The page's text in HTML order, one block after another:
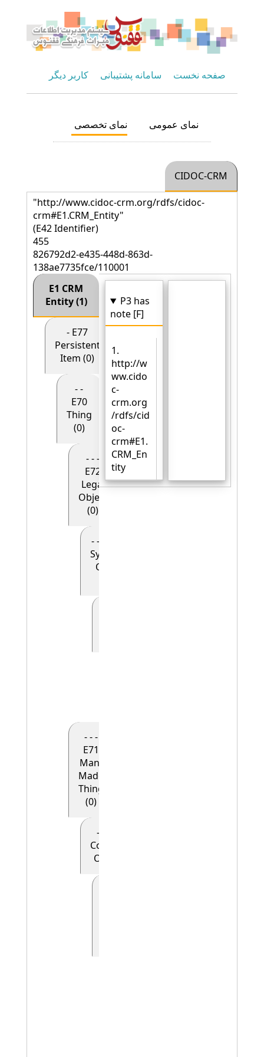
صفحه نخست سامانه پشتیبانی کاربر دیگر
نمای عمومی نمای تخصصی
CIDOC-CRM
"http://www.cidoc-crm.org/rdfs/cidoc-
crm#E1.CRM_Entity"
(E42 Identifier)
455
826792d2-e435-448d-863d-
138ae7735fce/110001
E1 CRM
Entity (1)
- E77
Persistent
Item (0)
- -
E70
Thing
(0)
- - -
E72
Legal
Object
(0)
- - - - E90
Symbolic
Object
- - -
E71
Man-
Made
Thing
(0)
- - - - E28
Conceptual
Object (0)
P3 has
note [F]
1.
http://w
ww.cido
c-
crm.org
/rdfs/cid
oc-
crm#E1.
CRM_En
tity